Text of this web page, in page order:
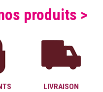
produits >
LIVRAISON